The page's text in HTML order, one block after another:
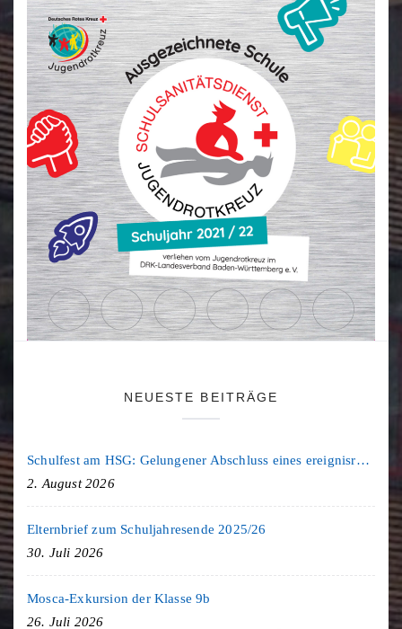
NEUESTE BEITRÄGE
Schulfest am HSG: Gelungener Abschluss eines ereignisreichen Schuljahres
2. August 2026
Elternbrief zum Schuljahresende 2025/26
30. Juli 2026
Mosca-Exkursion der Klasse 9b
26. Juli 2026